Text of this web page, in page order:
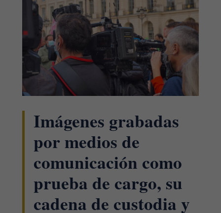
Imágenes grabadas
por medios de
comunicación como
prueba de cargo, su
cadena de custodia y